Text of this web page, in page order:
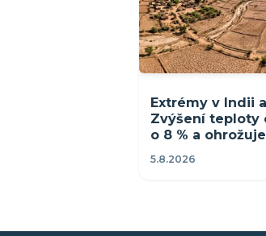
Extrémy v Indii
Zvýšení teploty
o 8 % a
5.8.2026